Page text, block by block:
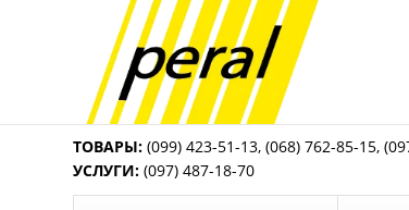
ТОВАРЫ: (099) 423-51-13,(068) 762-85-15,
УСЛУГИ: (097) 487-18-70